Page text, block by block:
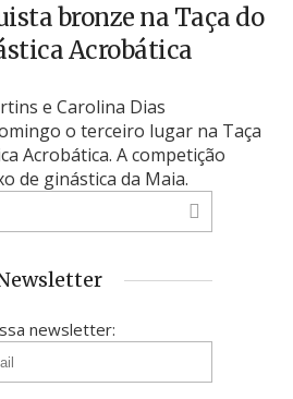
bronze na Taça do
Acrobática
e Carolina Dias
o terceiro lugar na Taça
Acrobática. A competição
de ginástica da Maia.
newsletter: